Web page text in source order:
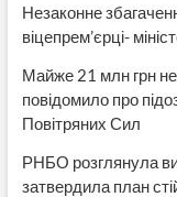
Незаконне
віцепрем’єрці-
Майже 21 млн грн
повідомило про
Повітряних Сил
РНБО розглянула
затвердила план